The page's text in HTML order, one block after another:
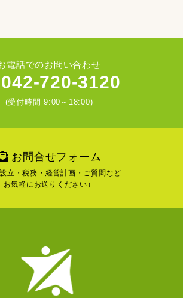
電話でのお問い合わせ
042-720-3120
(受付時間 9:00～18:00)
お問合せフォーム
設立・税務・経営計画・ご質問など
お気軽にお送りください）